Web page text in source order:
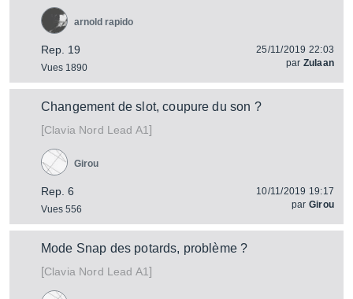
Rep. 19
Vues 1890
arnold rapido
25/11/2019 22:03
par Zulaan
Changement de slot, coupure du son ?
[Clavia Nord Lead A1]
Rep. 6
Vues 556
Girou
10/11/2019 19:17
par Girou
Mode Snap des potards, problème ?
[Clavia Nord Lead A1]